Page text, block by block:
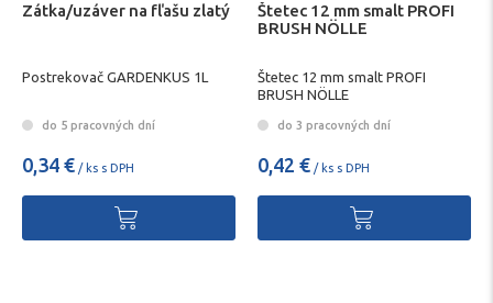
Zátka/uzáver na fľašu zlatý
Postrekovač GARDENKUS 1L
do 5 pracovných dní
0,34 € / ks s DPH
Štetec 12 mm smalt PROFI
BRUSH NÖLLE
Štetec 12 mm smalt PROFI
BRUSH NÖLLE
do 3 pracovných dní
0,42 € / ks s DPH